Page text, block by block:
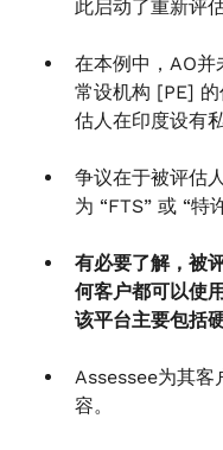
此启动了重新评
在本例中，AO并
常设机构 [PE]
估人在印度设有
争议在于被评估
为 “FTS” 或 “特
有必要了解，被
何客户都可以使
该平台主要包括
Assessee为其客
容。